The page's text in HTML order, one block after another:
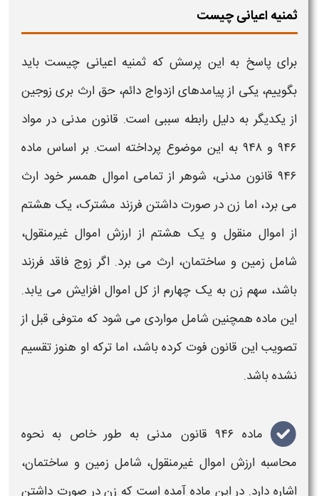
ثمنیه اعیانی چیست
برای پاسخ به این پرسش که ثمنیه اعیانی چیست باید
بگوییم، یکی از پیامدهای ازدواج دائم، حق ارث بری زوجین
از یکدیگر به دلیل رابطه سببی است. قانون مدنی در مواد
۹۴۶ و ۹۴۸ به این موضوع پرداخته است. بر اساس ماده
۹۴۶ قانون مدنی، شوهر از تمامی اموال همسر خود ارث
می برد، اما زن در صورت داشتن فرزند مشترک، یک هشتم
از اموال منقول و یک هشتم از ارزش اموال غیرمنقول،
شامل زمین و ساختمان، ارث می برد. اگر زوج فاقد فرزند
باشد، سهم زن به یک چهارم از کل اموال افزایش می یابد.
این ماده همچنین شامل مواردی می شود که متوفی قبل از
تصویب این قانون فوت کرده باشد، اما ترکه او هنوز تقسیم
نشده باشد.
ماده ۹۴۶ قانون مدنی به طور خاص به
نحوه
محاسبه ارزش اموال غیرمنقول، شامل زمین و ساختمان،
اشاره دارد. در این ماده آمده است که زن در صورت داشتن